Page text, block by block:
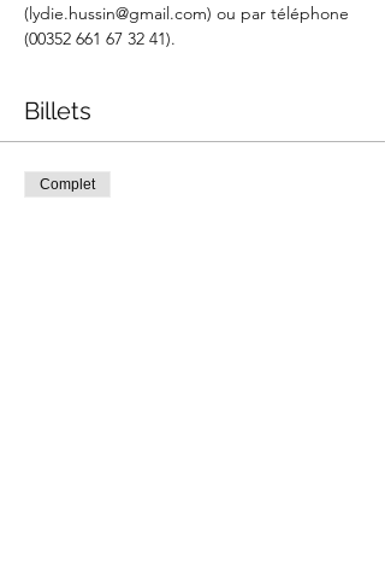
(lydie.hussin@gmail.com) ou par téléphone
(00352 661 67 32 41).
Billets
Complet